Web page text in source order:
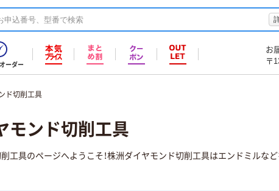
ーダー
お
〒
ド切削工具
モンド切削工具
工具のページへようこそ！株洲ダイヤモンド切削工具はエンドミル